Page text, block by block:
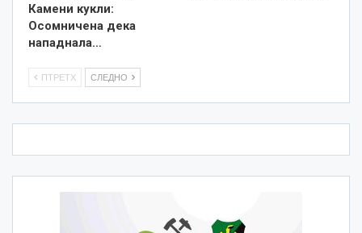
Камени кукли:
Осомничена дека
нападнала…
ПТРЕТХ СЛЕДНО